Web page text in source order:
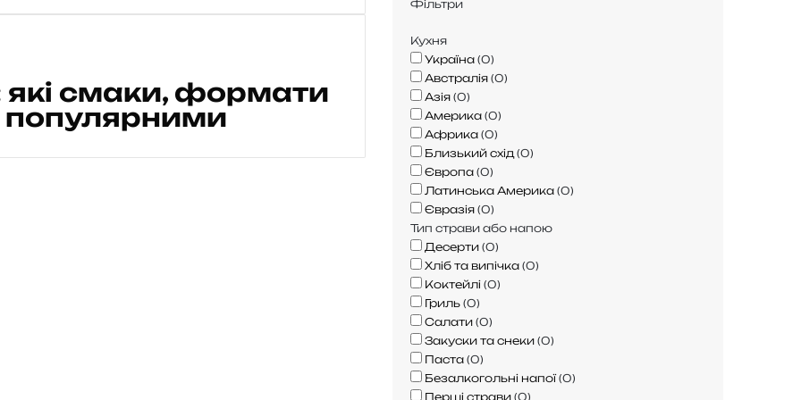
смаки, формати
популярними
Фільтри
Кухня
Україна (0)
Австралія (0)
Азія (0)
Америка (0)
Африка (0)
Близький схід (0)
Європа (0)
Латинська Америка (0)
Євразія (0)
Тип страви або напою
Десерти (0)
Хліб та випічка (0)
Коктейлі (0)
Гриль (0)
Салати (0)
Закуски та снеки (0)
Паста (0)
Безалкогольні напої (0)
Перші страви (0)